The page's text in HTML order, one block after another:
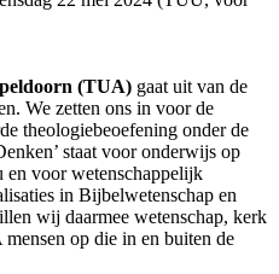
(TUA) gaat uit van de
We zetten ons in voor de
theologiebeoefening onder de
staat voor onderwijs op
en voor wetenschappelijk
in Bijbelwetenschap en
wij daarmee wetenschap, kerk
op die in en buiten de